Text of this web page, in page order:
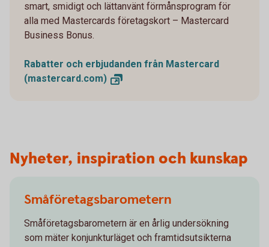
smart, smidigt och lättanvänt förmånsprogram för
alla med Mastercards företagskort – Mastercard
Business Bonus.
Rabatter och erbjudanden från Mastercard
(mastercard.com)
Nyheter, inspiration och kunskap
Småföretagsbarometern
Småföretagsbarometern är en årlig undersökning
som mäter konjunkturläget och framtidsutsikterna